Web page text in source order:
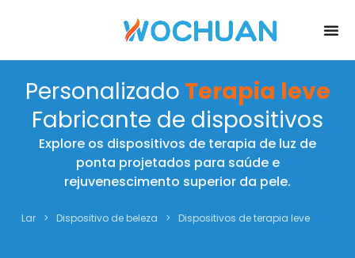
Personalizado Terapia leve
Fabricante de dispositivos
Explore os dispositivos de terapia de luz de
ponta projetados para saúde e
rejuvenescimento superior da pele.
Lar > Dispositivo de beleza > Dispositivos de terapia leve